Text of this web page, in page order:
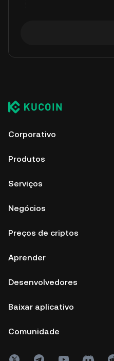
Corporativo
Produtos
Serviços
Negócios
Preços de criptos
Aprender
Desenvolvedores
Baixar aplicativo
Comunidade